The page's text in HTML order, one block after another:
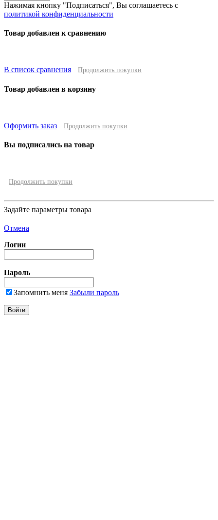
Нажимая кнопку "Подписаться", Вы соглашаетесь с
политикой конфиденциальности
Товар добавлен к сравнению
В список сравнения Продолжить покупки
Товар добавлен в корзину
Оформить заказ Продолжить покупки
Вы подписались на товар
Продолжить покупки
Задайте параметры товара
Отмена
Логин
Пароль
Запомнить меня Забыли пароль